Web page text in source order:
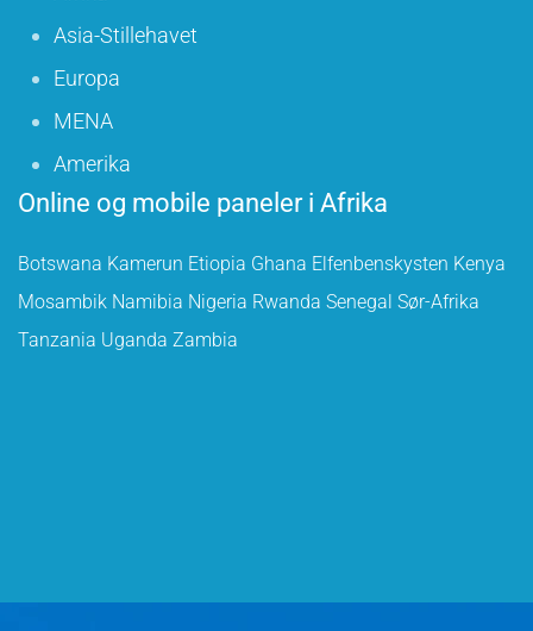
Asia-Stillehavet
Europa
MENA
Amerika
Online og mobile paneler i Afrika
Botswana Kamerun Etiopia Ghana Elfenbenskysten Kenya
Mosambik Namibia Nigeria Rwanda Senegal Sør-Afrika
Tanzania Uganda Zambia